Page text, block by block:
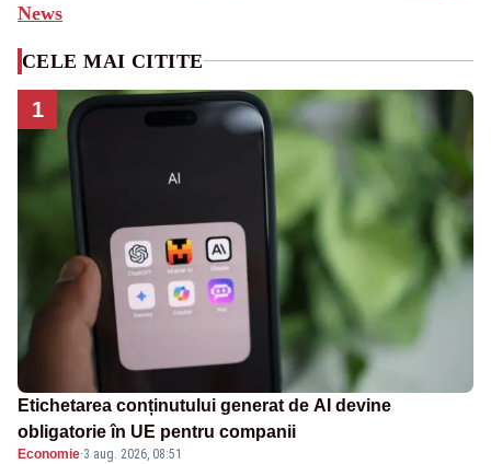
News
CELE MAI CITITE
1
Etichetarea conținutului generat de AI devine
obligatorie în UE pentru companii
Economie·3 aug. 2026, 08:51